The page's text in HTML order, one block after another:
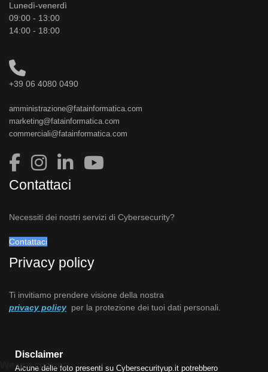
Lunedì-venerdì
09:00 - 13:00
14:00 - 18:00
+39 06 4080 0490
amministrazione@fatainformatica.com
marketing@fatainformatica.com
commerciali@fatainformatica.com
Contattaci
Necessiti dei nostri servizi di Cybersecurity?
Contattaci
Privacy policy
Ti invitiamo prendere visione della nostra
privacy policy per la protezione dei tuoi dati personali.
Disclaimer
Alcune delle foto presenti su Cybersecurityup.it potrebbero
We use cookies